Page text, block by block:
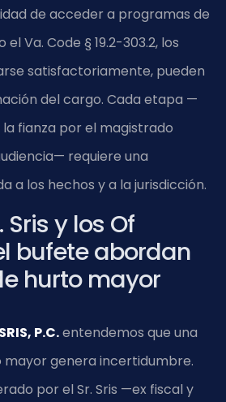
de acceder a programas de
el Va. Code § 19.2-303.2, los
satisfactoriamente, pueden
del cargo. Cada etapa —
fianza por el magistrado
requiere una
a los hechos y a la jurisdicción.
Sris y los Of
bufete abordan
hurto mayor
P.C.entendemos que una
mayor genera incertidumbre.
por el Sr. Sris —ex fiscal y